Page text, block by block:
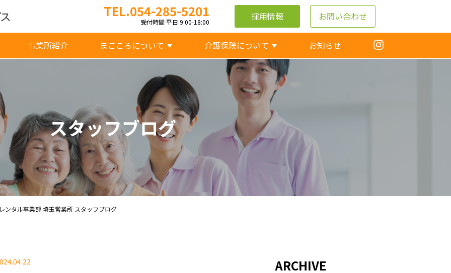
TEL.054-285-5201
受付時間 平日 9:00-18:00 採用情報 お問い合わせ
事業所紹介 まごころについて 介護保険について お知らせ
スタッフブログ
ンタル事業部 埼玉営業所 スタッフブログ
ARCHIVE